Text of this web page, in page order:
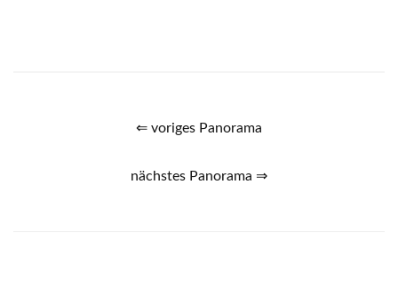
⇐ voriges Panorama
nächstes Panorama ⇒